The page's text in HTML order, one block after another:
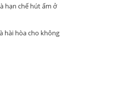
hạn chế hút ẩm ở
hài hòa cho không